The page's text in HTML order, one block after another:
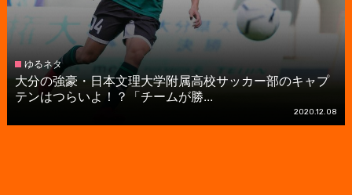
ゆるネタ
大分の強豪・日本文理大学附属高校サッカー部のキャプ
テンはつらいよ！？「チームが勝...
2020.12.08